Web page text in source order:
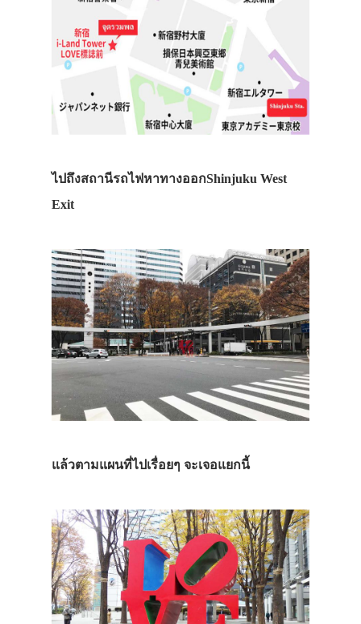
ไปถึงสถานีรถไฟหาทางออกShinjuku West
Exit
แล้วตามแผนที่ไปเรื่อยๆ จะเจอแยกนี้